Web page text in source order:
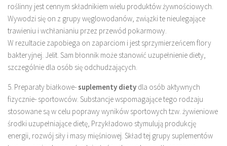
roślinny jest cennym składnikiem wielu produktów żywnościowych.
Wywodzi się on z grupy węglowodanów, związki te nieulegające
trawieniu i wchłanianiu przez przewód pokarmowy.
W rezultacie zapobiega on zaparciom i jest sprzymierzeńcem flory
bakteryjnej. Jelit. Sam błonnik może stanowić uzupełnienie diety,
szczególnie dla osób się odchudzających.
5. Preparaty białkowe-suplementy diety dla osób aktywnych
fizycznie- sportowców. Substancje wspomagające tego rodzaju
stosowane są w celu poprawy wyników sportowych tzw. żywieniowe
środki uzupełniające dietę, Przykładowo stymulują produkcję
energii, rozwój siły i masy mięśniowej. Skład tej grupy suplementów